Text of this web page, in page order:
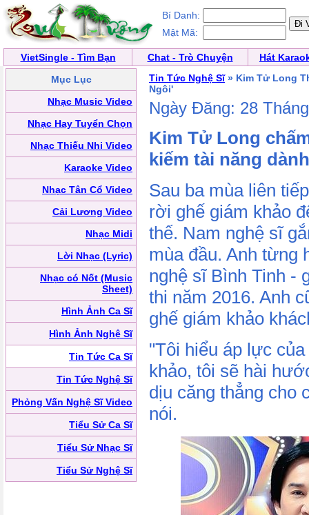
Bí Danh:
Mật Mã:
VietSingle - Tìm Bạn Chat - Trò Chuyện
Hát
Mục Lục
Nhạc Music Video
Nhạc Hay Tuyển Chọn
Nhạc Thiếu Nhi Video
Karaoke Video
Nhạc Tân Cổ Video
Cải Lương Video
Nhạc Midi
Lời Nhạc (Lyric)
Nhạc có Nốt (Music
Sheet)
Hình Ảnh Ca Sĩ
Hình Ảnh Nghệ Sĩ
Tin Tức Ca Sĩ
Tin Tức Nghệ Sĩ
Phỏng Vấn Nghệ Sĩ Video
Tiểu Sử Ca Sĩ
Tiểu Sử Nhạc Sĩ
Tiểu Sử Nghệ Sĩ
Tin Tức Nghệ Sĩ» Kim Tử Long
Ngôi'
Ngày Đăng: 28
Kim Tử Long
kiếm tài năng
Sau ba mùa liên
rời ghế giám khảo
thế. Nam nghệ sĩ
mùa đầu. Anh từng
nghệ sĩ Bình Tinh -
thi năm 2016. Anh
ghế giám khảo
"Tôi hiểu áp lực
khảo, tôi sẽ hài
dịu căng thẳng cho
nói.